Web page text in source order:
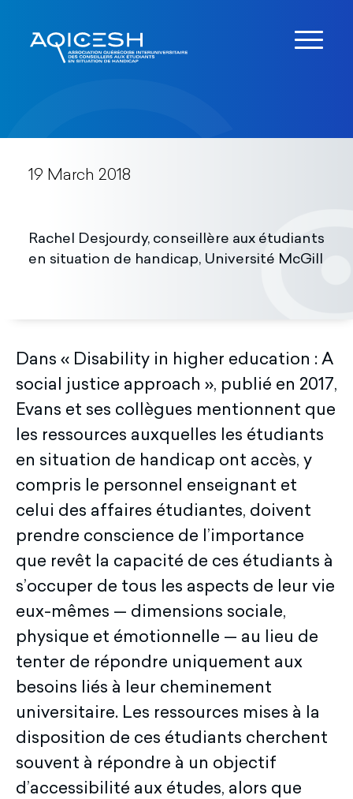
19 March 2018
Rachel Desjourdy, conseillère aux étudiants
en situation de handicap, Université McGill
Dans « Disability in higher education : A
social justice approach », publié en 2017,
Evans et ses collègues mentionnent que
les ressources auxquelles les étudiants
en situation de handicap ont accès, y
compris le personnel enseignant et
celui des affaires étudiantes, doivent
prendre conscience de l’importance
que revêt la capacité de ces étudiants à
s’occuper de tous les aspects de leur vie
eux-mêmes — dimensions sociale,
physique et émotionnelle — au lieu de
tenter de répondre uniquement aux
besoins liés à leur cheminement
universitaire. Les ressources mises à la
disposition de ces étudiants cherchent
souvent à répondre à un objectif
d’accessibilité aux études, alors que